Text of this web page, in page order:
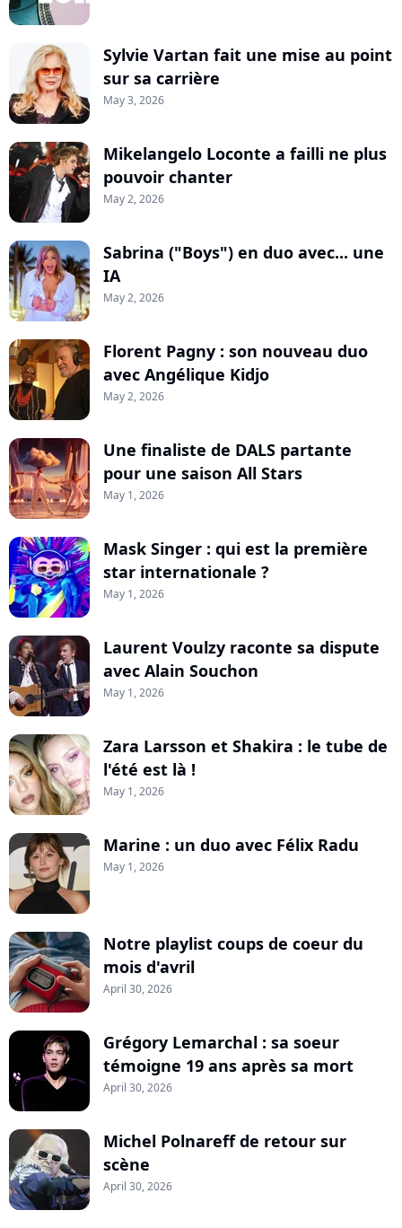
Sylvie Vartan fait une mise au point
sur sa carrière
May 3, 2026
Mikelangelo Loconte a failli ne plus
pouvoir chanter
May 2, 2026
Sabrina ("Boys") en duo avec... une
IA
May 2, 2026
Florent Pagny : son nouveau duo
avec Angélique Kidjo
May 2, 2026
Une finaliste de DALS partante
pour une saison All Stars
May 1, 2026
Mask Singer : qui est la première
star internationale ?
May 1, 2026
Laurent Voulzy raconte sa dispute
avec Alain Souchon
May 1, 2026
Zara Larsson et Shakira : le tube de
l'été est là !
May 1, 2026
Marine : un duo avec Félix Radu
May 1, 2026
Notre playlist coups de coeur du
mois d'avril
April 30, 2026
Grégory Lemarchal : sa soeur
témoigne 19 ans après sa mort
April 30, 2026
Michel Polnareff de retour sur
scène
April 30, 2026